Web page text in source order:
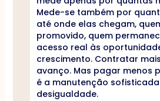
Mede-se também por
até onde elas chegam,
promovido, quem
acesso real às
crescimento. Contratar
avanço. Mas pagar menos
é a manutenção
desigualdade.